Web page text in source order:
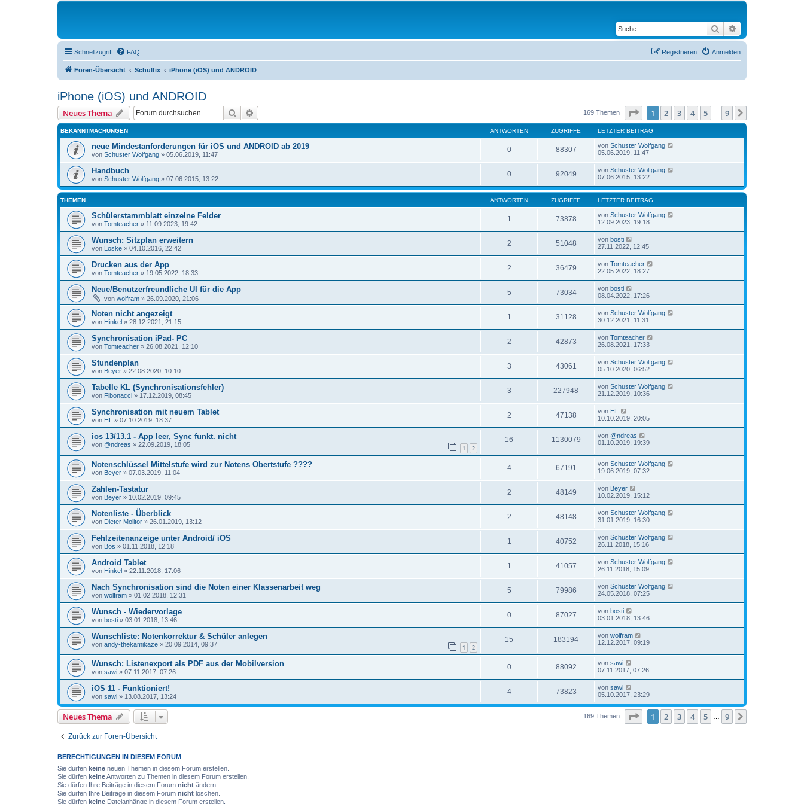
Suche
Schnellzugriff FAQ Anmelden
Registrieren
Foren-Übersicht Schulfix iPhone (iOS) und ANDROID
iPhone (iOS) und ANDROID
Neues Thema Suche 169 Themen Seite von9
1 2 3 4 5 9
BEKANNTMACHUNGEN ANTWORTEN ZUGRIFFE LETZTER BEITRAG
neue Mindestanforderungen für iOS und ANDROID ab 2019
von Schuster Wolfgang » 05.06.2019, 11:47
0 88307 von Schuster Wolfgang
05.06.2019, 11:47
Handbuch
von Schuster Wolfgang » 07.06.2015, 13:22
0 92049 von Schuster Wolfgang
07.06.2015, 13:22
THEMEN ANTWORTEN ZUGRIFFE LETZTER BEITRAG
Schülerstammblatt einzelne Felder
von Tomteacher » 11.09.2023, 19:42
1 73878 von Schuster Wolfgang
12.09.2023, 19:18
Wunsch: Sitzplan erweitern
von Loske » 04.10.2016, 22:42
2 51048 von bosti
27.11.2022, 12:45
Drucken aus der App
von Tomteacher » 19.05.2022, 18:33
2 36479 von Tomteacher
22.05.2022, 18:27
Neue/Benutzerfreundliche UI für die App
von wolfram » 26.09.2020, 21:06
5 73034 von bosti
08.04.2022, 17:26
Noten nicht angezeigt
von Hinkel » 28.12.2021, 21:15
1 31128 von Schuster Wolfgang
30.12.2021, 11:31
Synchronisation iPad- PC
von Tomteacher » 26.08.2021, 12:10
2 42873 von Tomteacher
26.08.2021, 17:33
Stundenplan
von Beyer » 22.08.2020, 10:10
3 43061 von Schuster Wolfgang
05.10.2020, 06:52
Tabelle KL (Synchronisationsfehler)
von Fibonacci » 17.12.2019, 08:45
3 227948 von Schuster Wolfgang
21.12.2019, 10:36
Synchronisation mit neuem Tablet
von HL » 07.10.2019, 18:37
2 47138 von HL
10.10.2019, 20:05
ios 13/13.1 - App leer, Sync funkt. nicht
von @ndreas » 22.09.2019, 18:05 1 2
16 1130079 von @ndreas
01.10.2019, 19:39
Notenschlüssel Mittelstufe wird zur Notens Obertstufe ????
von Beyer » 07.03.2019, 11:04
4 67191 von Schuster Wolfgang
19.06.2019, 07:32
Zahlen-Tastatur
von Beyer » 10.02.2019, 09:45
2 48149 von Beyer
10.02.2019, 15:12
Notenliste - Überblick
von Dieter Molitor » 26.01.2019, 13:12
2 48148 von Schuster Wolfgang
31.01.2019, 16:30
Fehlzeitenanzeige unter Android/ iOS
von Bos » 01.11.2018, 12:18
1 40752 von Schuster Wolfgang
26.11.2018, 15:16
Android Tablet
von Hinkel » 22.11.2018, 17:06
1 41057 von Schuster Wolfgang
26.11.2018, 15:09
Nach Synchronisation sind die Noten einer Klassenarbeit weg
von wolfram » 01.02.2018, 12:31
5 79986 von Schuster Wolfgang
24.05.2018, 07:25
Wunsch - Wiedervorlage
von bosti » 03.01.2018, 13:46
0 87027 von bosti
03.01.2018, 13:46
Wunschliste: Notenkorrektur & Schüler anlegen
von andy-thekamikaze » 20.09.2014, 09:37 1 2
15 183194 von wolfram
12.12.2017, 09:19
Wunsch: Listenexport als PDF aus der Mobilversion
von sawi » 07.11.2017, 07:26
0 88092 von sawi
07.11.2017, 07:26
iOS 11 - Funktioniert!
von sawi » 13.08.2017, 13:24
4 73823 von sawi
05.10.2017, 23:29
Neues Thema 169 Themen Seite von9
1 2 3 4 5 9
Zurück zur Foren-Übersicht
BERECHTIGUNGEN IN DIESEM FORUM
Sie dürfen keine neuen Themen in diesem Forum erstellen.
Sie dürfen keineAntworten zu Themen in diesem Forum erstellen.
Sie dürfen Ihre Beiträge in diesem Forum nicht ändern.
Sie dürfen Ihre Beiträge in diesem Forum nicht löschen.
Sie dürfen keine Dateianhänge in diesem Forum erstellen.